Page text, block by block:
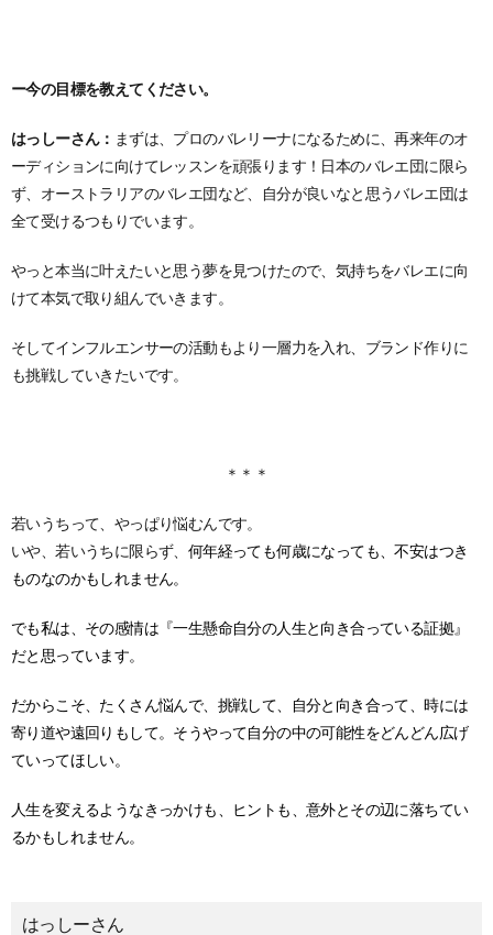
ー今の目標を教えてください。
はっしーさん： まずは、プロのバレリーナになるために、再来年のオ
ーディションに向けてレッスンを頑張ります！日本のバレエ団に限ら
ず、オーストラリアのバレエ団など、自分が良いなと思うバレエ団は
全て受けるつもりでいます。
やっと本当に叶えたいと思う夢を見つけたので、気持ちをバレエに向
けて本気で取り組んでいきます。
そしてインフルエンサーの活動もより一層力を入れ、ブランド作りに
も挑戦していきたいです。
＊＊＊
若いうちって、やっぱり悩むんです。
いや、若いうちに限らず、 何年経っても何歳になっても、不安はつき
ものなのかもしれません。
でも私は、その感情は『一生懸命自分の人生と向き合っている証拠』
だと思っています。
だからこそ、たくさん悩んで、挑戦して、自分と向き合って、時には
寄り道や遠回りもして。 そうやって自分の中の可能性をどんどん広げ
ていってほしい。
人生を変えるようなきっかけも、ヒントも、意外とその辺に落ちてい
るかもしれません。
はっしーさん